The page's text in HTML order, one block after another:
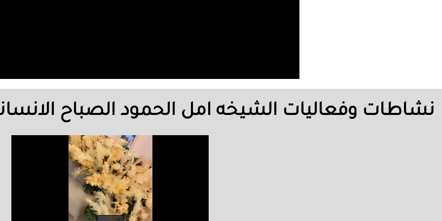
نشاطات وفعاليات الشيخه امل الحمود الصباح